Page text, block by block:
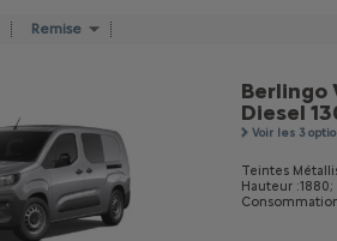
Remise
Berlingo
Diesel
Voir les 3
Teintes
Hauteur :1880;